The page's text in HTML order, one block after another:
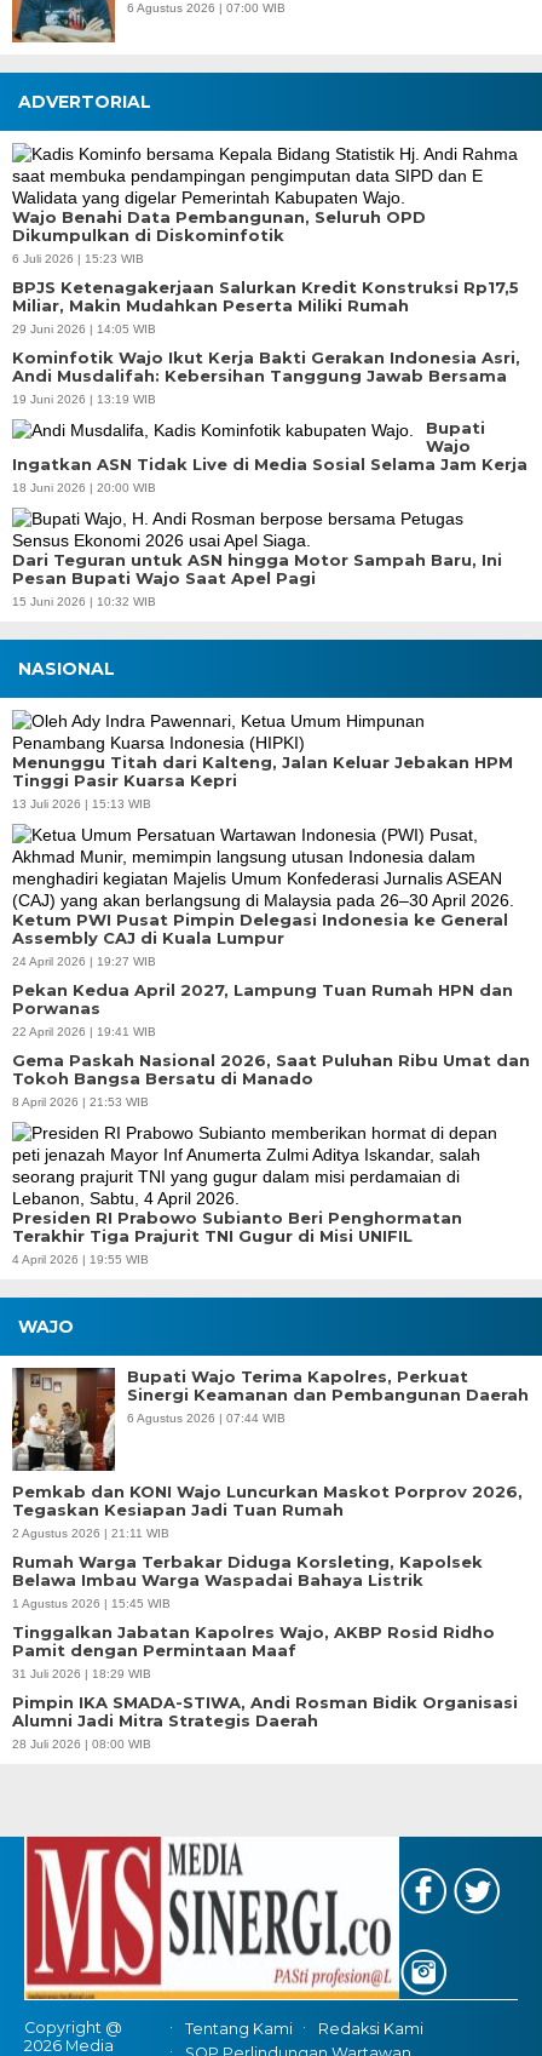
6 Agustus 2026 | 07:00 WIB
ADVERTORIAL
Wajo Benahi Data Pembangunan, Seluruh OPD
Dikumpulkan di Diskominfotik
6 Juli 2026 | 15:23 WIB
BPJS Ketenagakerjaan Salurkan Kredit Konstruksi Rp17,5
Miliar, Makin Mudahkan Peserta Miliki Rumah
29 Juni 2026 | 14:05 WIB
Kominfotik Wajo Ikut Kerja Bakti Gerakan Indonesia Asri,
Andi Musdalifah: Kebersihan Tanggung Jawab Bersama
19 Juni 2026 | 13:19 WIB
Bupati
Wajo
Ingatkan ASN Tidak Live di Media Sosial Selama Jam Kerja
18 Juni 2026 | 20:00 WIB
Dari Teguran untuk ASN hingga Motor Sampah Baru, Ini
Pesan Bupati Wajo Saat Apel Pagi
15 Juni 2026 | 10:32 WIB
NASIONAL
Menunggu Titah dari Kalteng, Jalan Keluar Jebakan HPM
Tinggi Pasir Kuarsa Kepri
13 Juli 2026 | 15:13 WIB
Ketum PWI Pusat Pimpin Delegasi Indonesia ke General
Assembly CAJ di Kuala Lumpur
24 April 2026 | 19:27 WIB
Pekan Kedua April 2027, Lampung Tuan Rumah HPN dan
Porwanas
22 April 2026 | 19:41 WIB
Gema Paskah Nasional 2026, Saat Puluhan Ribu Umat dan
Tokoh Bangsa Bersatu di Manado
8 April 2026 | 21:53 WIB
Presiden RI Prabowo Subianto Beri Penghormatan
Terakhir Tiga Prajurit TNI Gugur di Misi UNIFIL
4 April 2026 | 19:55 WIB
WAJO
Bupati Wajo Terima Kapolres, Perkuat
Sinergi Keamanan dan Pembangunan Daerah
6 Agustus 2026 | 07:44 WIB
Pemkab dan KONI Wajo Luncurkan Maskot Porprov 2026,
Tegaskan Kesiapan Jadi Tuan Rumah
2 Agustus 2026 | 21:11 WIB
Rumah Warga Terbakar Diduga Korsleting, Kapolsek
Belawa Imbau Warga Waspadai Bahaya Listrik
1 Agustus 2026 | 15:45 WIB
Tinggalkan Jabatan Kapolres Wajo, AKBP Rosid Ridho
Pamit dengan Permintaan Maaf
31 Juli 2026 | 18:29 WIB
Pimpin IKA SMADA-STIWA, Andi Rosman Bidik Organisasi
Alumni Jadi Mitra Strategis Daerah
28 Juli 2026 | 08:00 WIB
Copyright @
2026 Media
Tentang Kami
Redaksi Kami